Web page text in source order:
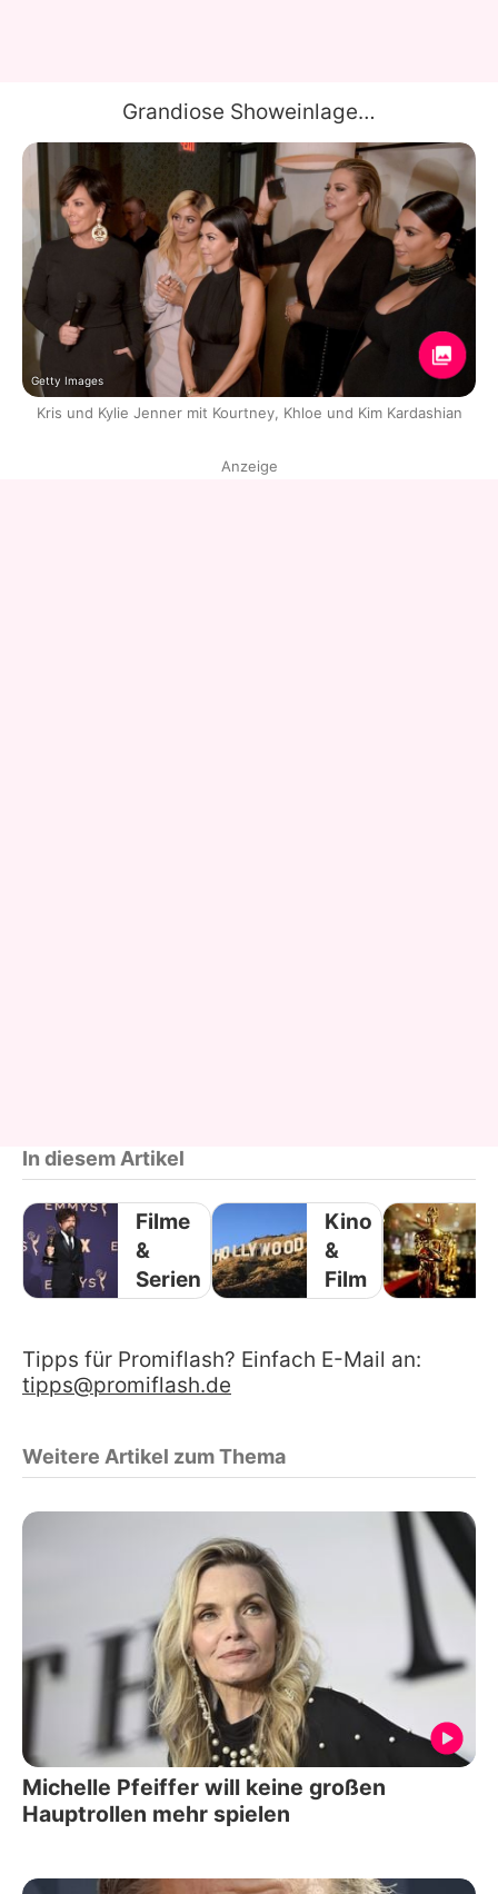
Grandiose Showeinlage…
Getty Images
Kris und Kylie Jenner mit Kourtney, Khloe und Kim Kardashian
Anzeige
In diesem Artikel
Filme
&
Serien
Kino
&
Film
Tipps für Promiflash? Einfach E-Mail an:
tipps@promiflash.de
Weitere Artikel zum Thema
Michelle Pfeiffer will keine großen
Hauptrollen mehr spielen